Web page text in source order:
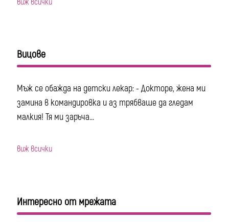
Вицове
Мъж се обажда на детски лекар: - Докторе, жена ми
замина в командировка и аз трябваше да гледам
малкия! Тя ми заръча...
виж всички
Интересно от мрежата